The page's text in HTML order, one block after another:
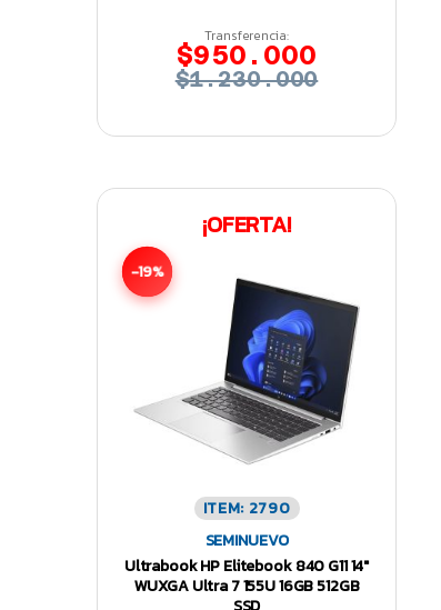
Transferencia:
$950.000
$1.230.000
¡OFERTA!
-19%
ITEM: 2790
SEMINUEVO
Ultrabook HP Elitebook 840 G11 14″
WUXGA Ultra 7 155U 16GB 512GB